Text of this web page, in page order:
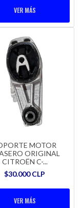
VER MÁS
MOTOR
ORIGINAL
CITROËN C-...
$30.000 CLP
VER MÁS